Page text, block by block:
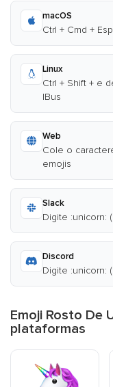
macOS
Ctrl + Cmd +
Linux
Ctrl + Shift + e
IBus
Web
Cole o
emojis
Slack
Digite :unicorn:
Discord
Digite :unicorn:
Emoji Rosto De
plataformas